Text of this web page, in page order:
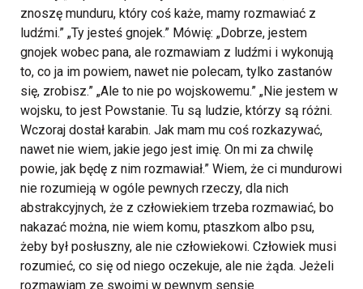
znoszę munduru, który coś każe, mamy rozmawiać z
ludźmi.” „Ty jesteś gnojek.” Mówię: „Dobrze, jestem
gnojek wobec pana, ale rozmawiam z ludźmi i wykonują
to, co ja im powiem, nawet nie polecam, tylko zastanów
się, zrobisz.” „Ale to nie po wojskowemu.” „Nie jestem w
wojsku, to jest Powstanie. Tu są ludzie, którzy są różni.
Wczoraj dostał karabin. Jak mam mu coś rozkazywać,
nawet nie wiem, jakie jego jest imię. On mi za chwilę
powie, jak będę z nim rozmawiał.” Wiem, że ci mundurowi
nie rozumieją w ogóle pewnych rzeczy, dla nich
abstrakcyjnych, że z człowiekiem trzeba rozmawiać, bo
nakazać można, nie wiem komu, ptaszkom albo psu,
żeby był posłuszny, ale nie człowiekowi. Człowiek musi
rozumieć, co się od niego oczekuje, ale nie żąda. Jeżeli
rozmawiam ze swoimi w pewnym sensie